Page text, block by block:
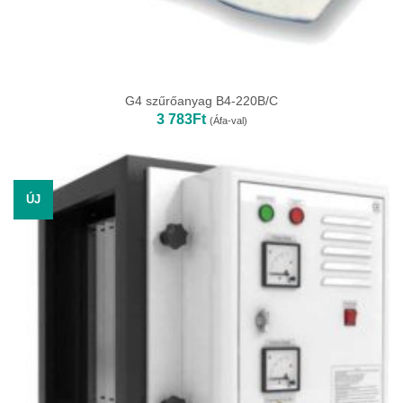
G4 szűrőanyag B4-220B/C
3 783Ft (Áfa-val)
ÚJ